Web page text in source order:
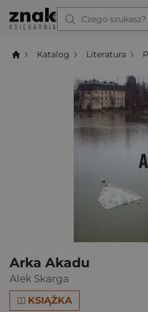
Czego szukasz?
Katalog Literatura
Arka Akadu
Alek Skarga
KSIĄŻKA